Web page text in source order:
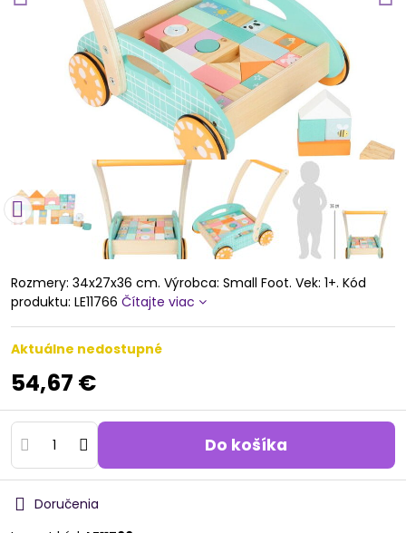
Rozmery: 34x27x36 cm. Výrobca: Small Foot. Vek: 1+. Kód
produktu: LE11766 Čítajte viac
Aktuálne nedostupné
54,67 €
Do košíka
Doručenia